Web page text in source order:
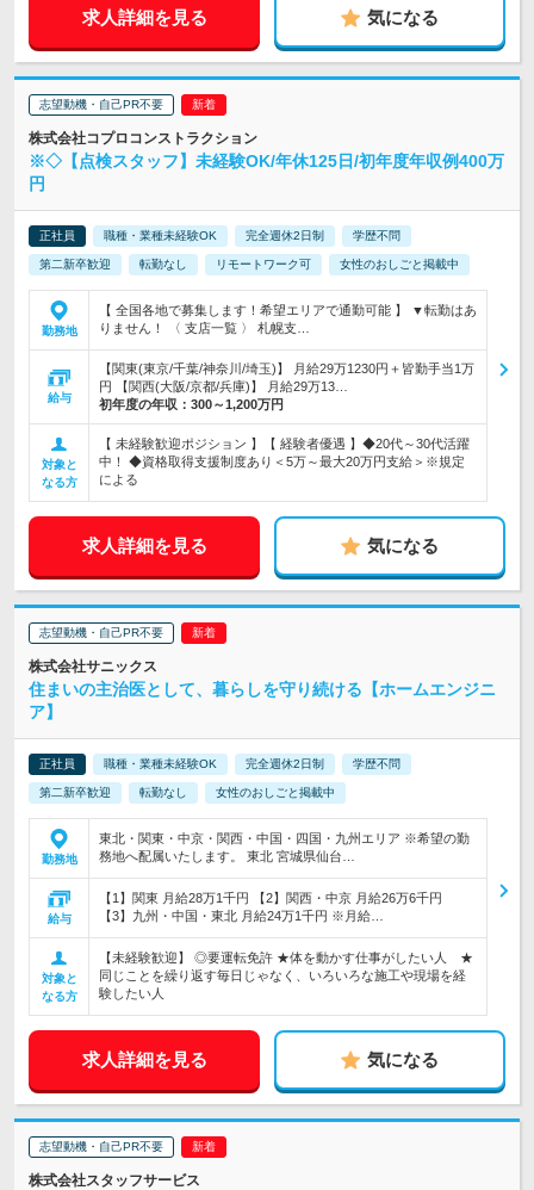
求人詳細を見る 気になる
志望動機・自己PR不要
株式会社コプロコンストラクション
※◇【点検スタッフ】未経験OK/年休125日/初年度年収例400万
円
正社員 職種・業種未経験OK 完全週休2日制 学歴不問
第二新卒歓迎 転勤なし リモートワーク可 女性のおしごと掲載中
勤務地
【 全国各地で募集します！希望エリアで通勤可能 】 ▼転勤はあ
りません！ 〈 支店一覧 〉 札幌支…
給与
【関東(東京/千葉/神奈川/埼玉)】 月給29万1230円＋皆勤手当1万
円 【関西(大阪/京都/兵庫)】 月給29万13…
初年度の年収： 300～1,200万円
対象と
なる方
【 未経験歓迎ポジション 】【 経験者優遇 】◆20代～30代活躍
中！ ◆資格取得支援制度あり＜5万～最大20万円支給＞※規定
による
求人詳細を見る 気になる
志望動機・自己PR不要
株式会社サニックス
住まいの主治医として、暮らしを守り続ける【ホームエンジニ
ア】
正社員 職種・業種未経験OK 完全週休2日制 学歴不問
第二新卒歓迎 転勤なし 女性のおしごと掲載中
勤務地
東北・関東・中京・関西・中国・四国・九州エリア ※希望の勤
務地へ配属いたします。 東北 宮城県仙台…
給与
【1】関東 月給28万1千円 【2】関西・中京 月給26万6千円
【3】九州・中国・東北 月給24万1千円 ※月給…
対象と
なる方
【未経験歓迎】 ◎要運転免許 ★体を動かす仕事がしたい人 ★
同じことを繰り返す毎日じゃなく、いろいろな施工や現場を経
験したい人
求人詳細を見る 気になる
志望動機・自己PR不要
株式会社スタッフサービス